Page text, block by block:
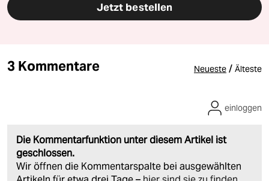
Jetzt bestellen
3 Kommentare Neueste / Älteste
Die Kommentarfunktion unter diesem Artikel ist
geschlossen.
Wir öffnen die Kommentarspalte bei ausgewählten
einloggen